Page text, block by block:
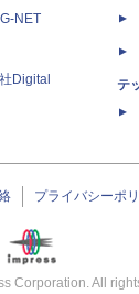
NET
Digital
テ
プライバシーポ
Corporation. All